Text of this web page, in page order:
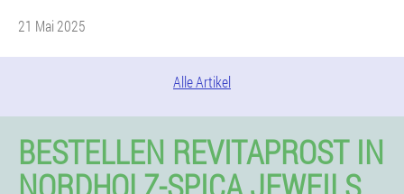
21 Mai 2025
Alle Artikel
BESTELLEN REVITAPROST IN